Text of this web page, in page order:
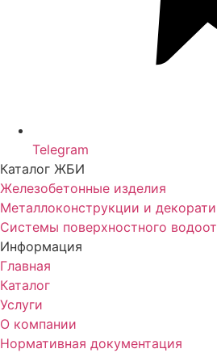
Telegram
Каталог ЖБИ
Железобетонные изделия
Металлоконструкции и
Системы поверхностного
Информация
Главная
Каталог
Услуги
О компании
Нормативная документация